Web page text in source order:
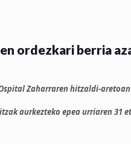
ordezkari berria
Zaharraren hitzaldi-
aurkezteko epea urriaren 31